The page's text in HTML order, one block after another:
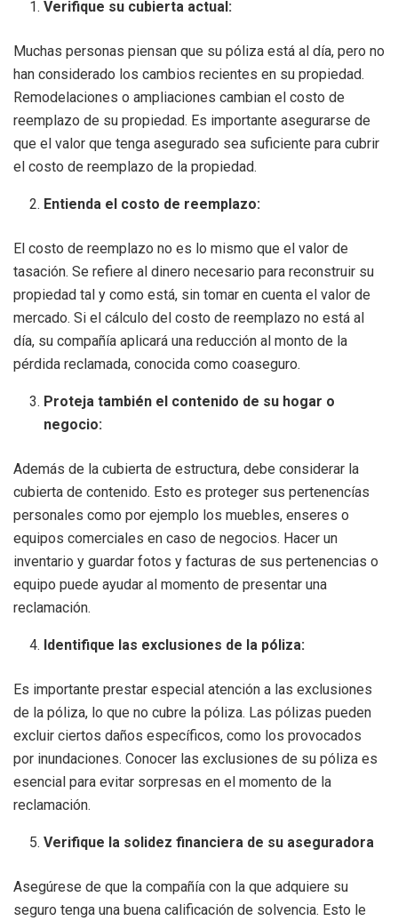
Verifique su cubierta actual:
Muchas personas piensan que su póliza está al día, pero no
han considerado los cambios recientes en su propiedad.
Remodelaciones o ampliaciones cambian el costo de
reemplazo de su propiedad. Es importante asegurarse de
que el valor que tenga asegurado sea suficiente para cubrir
el costo de reemplazo de la propiedad.
Entienda el costo de reemplazo:
El costo de reemplazo no es lo mismo que el valor de
tasación. Se refiere al dinero necesario para reconstruir su
propiedad tal y como está, sin tomar en cuenta el valor de
mercado. Si el cálculo del costo de reemplazo no está al
día, su compañía aplicará una reducción al monto de la
pérdida reclamada, conocida como coaseguro.
Proteja también el contenido de su hogar o
negocio:
Además de la cubierta de estructura, debe considerar la
cubierta de contenido. Esto es proteger sus pertenencías
personales como por ejemplo los muebles, enseres o
equipos comerciales en caso de negocios. Hacer un
inventario y guardar fotos y facturas de sus pertenencias o
equipo puede ayudar al momento de presentar una
reclamación.
Identifique las exclusiones de la póliza:
Es importante prestar especial atención a las exclusiones
de la póliza, lo que no cubre la póliza. Las pólizas pueden
excluir ciertos daños específicos, como los provocados
por inundaciones. Conocer las exclusiones de su póliza es
esencial para evitar sorpresas en el momento de la
reclamación.
Verifique la solidez financiera de su aseguradora
Asegúrese de que la compañía con la que adquiere su
seguro tenga una buena calificación de solvencia. Esto le